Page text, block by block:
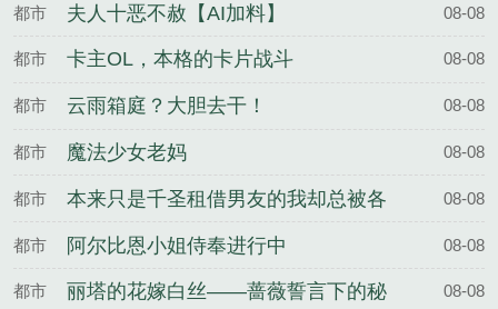
都市 夫人十恶不赦【AI加料】 08-08
都市 卡主OL，本格的卡片战斗 08-08
都市 云雨箱庭？大胆去干！ 08-08
都市 魔法少女老妈 08-08
都市
本来只是千圣租借男友的我却总被各
种女孩子逆推？！
08-08
都市 阿尔比恩小姐侍奉进行中 08-08
都市
丽塔的花嫁白丝——蔷薇誓言下的秘
08-08